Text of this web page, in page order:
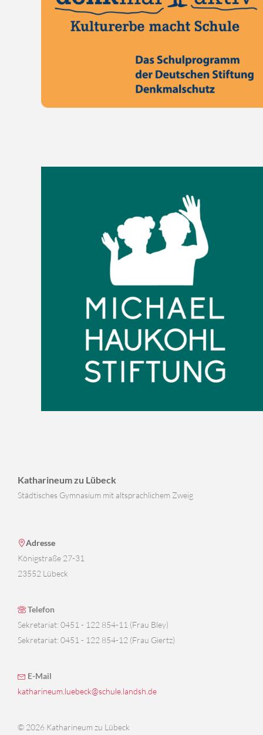
Katharineum zu Lübeck
Städtisches Gymnasium mit altsprachlichem Zweig
Adresse
Königstraße 27-31
23552 Lübeck
Telefon
Sekretariat: 0451 - 122 854-11 (Frau Bley)
Sekretariat: 0451 - 122 854-12 (Frau Giertz)
E-Mail
katharineum.luebeck@schule.landsh.de
© 2026 Katharineum zu Lübeck